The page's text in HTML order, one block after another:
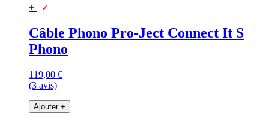
+
Câble Phono Pro-Ject Connect It S
Phono
119,00 €
(3 avis)
Ajouter +